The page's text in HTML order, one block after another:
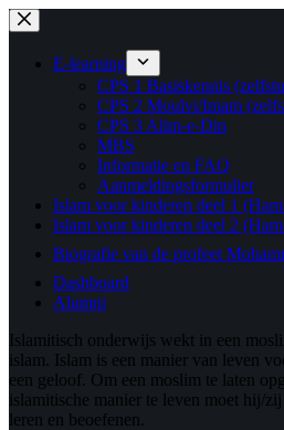
Ga
naar
inhoud
E-learning
CPS 1 Basiskennis
CPS 2 Moulvi/Imam
CPS 3 Alim-e-Din
MBS
Informatie en FAQ
Aanmeldingsformulier
Islam voor kinderen deel 1
Islam voor kinderen deel 2
Dashboard
Alumni
Islamitisch onderwijs wekt in een
islam. Islam is een manier van leven
een geloof. Om een ​​moslim te laten
islamitische manier te leven moet hij/
leren en beoefenen.